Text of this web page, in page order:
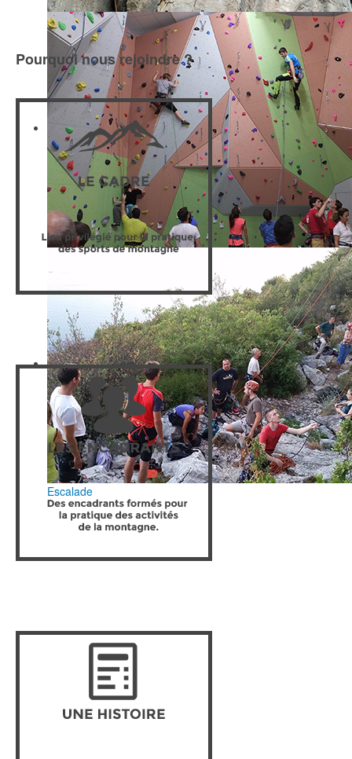
Randonnée
Escalade
Escalade
Escalade
Pourquoi nous rejoindre ?